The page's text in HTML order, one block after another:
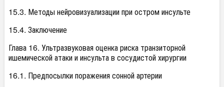
15.3. Методы нейровизуализации при остром инсульте
15.4. Заключение
Глава 16. Ультразвуковая оценка риска транзиторной
ишемической атаки и инсульта в сосудистой хирургии
16.1. Предпосылки поражения сонной артерии